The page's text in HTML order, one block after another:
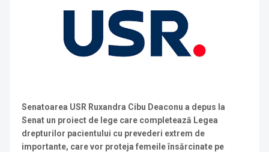
Senatoarea USR Ruxandra Cibu Deaconu a depus la
Senat un proiect de lege care completează Legea
drepturilor pacientului cu prevederi extrem de
importante, care vor proteja femeile însărcinate pe